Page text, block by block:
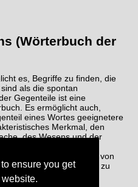
ensure you get
(Wörterbuch der
es, Begriffe zu finden, die
als die spontan
Gegenteile ist eine
Es ermöglicht auch,
eines Wortes geeignetere
Merkmal, den
des Wesens und der
eine Wiederholung von
um den Schreibstil zu